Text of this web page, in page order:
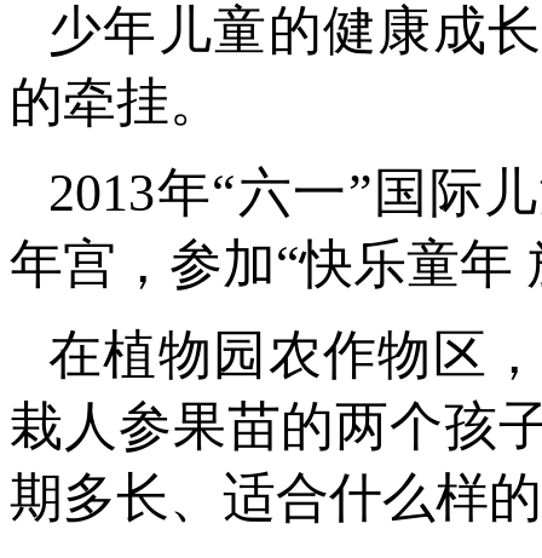
少年儿童的健康成
的牵挂。
2013年“六一”国际
年宫，参加“快乐童年
在植物园农作物区
栽人参果苗的两个孩
期多长、适合什么样